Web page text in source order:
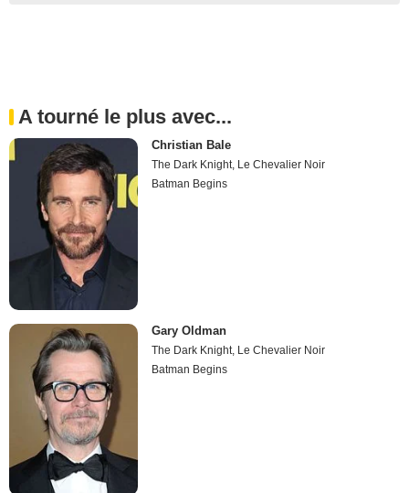
A tourné le plus avec...
Christian Bale
The Dark Knight, Le Chevalier Noir
Batman Begins
Gary Oldman
The Dark Knight, Le Chevalier Noir
Batman Begins